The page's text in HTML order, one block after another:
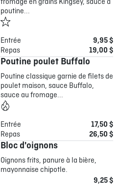
fromage en grains Kingsey, sauce à
poutine...
Entrée
9,95 $
Repas
19,00 $
Poutine poulet Buffalo
Poutine classique garnie de filets de
poulet maison, sauce Buffalo,
sauce au fromage...
Entrée
17,50 $
Repas
26,50 $
Bloc d'oignons
Oignons frits, panure à la bière,
mayonnaise chipotle.
9,25 $